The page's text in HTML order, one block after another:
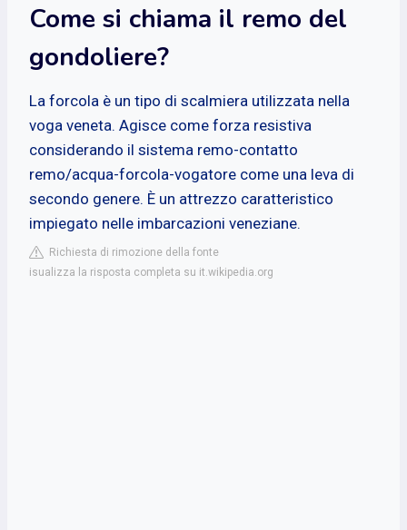
Come si chiama il remo del
gondoliere?
La forcola è un tipo di scalmiera utilizzata nella
voga veneta. Agisce come forza resistiva
considerando il sistema remo-contatto
remo/acqua-forcola-vogatore come una leva di
secondo genere. È un attrezzo caratteristico
impiegato nelle imbarcazioni veneziane.
Richiesta di rimozione della fonte
isualizza la risposta completa su it.wikipedia.org